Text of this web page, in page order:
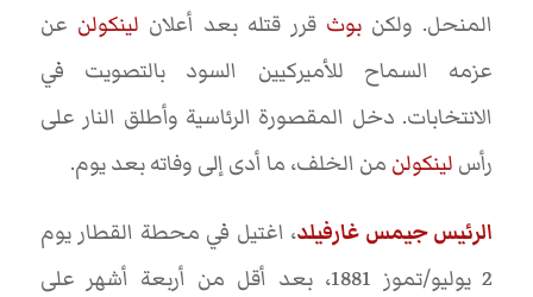
المنحل. ولكن بوث قرر قتله بعد أعلان لينكولن عن
عزمه السماح للأميركيين السود بالتصويت في
الانتخابات. دخل المقصورة الرئاسية وأطلق النار على
رأس لينكولن من الخلف، ما أدى إلى وفاته بعد يوم.
الرئيس جيمس غارفيلد، اغتيل في محطة القطار يوم
2 يوليو/تموز 1881، بعد أقل من أربعة أشهر على